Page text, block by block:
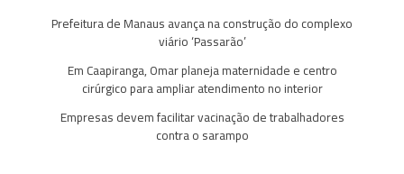
Prefeitura de Manaus avança na construção do complexo
viário ‘Passarão’
Em Caapiranga, Omar planeja maternidade e centro
cirúrgico para ampliar atendimento no interior
Empresas devem facilitar vacinação de trabalhadores
contra o sarampo